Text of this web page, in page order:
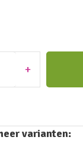
+
varianten: